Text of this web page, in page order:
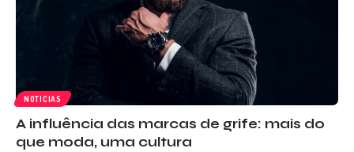
NOTICIAS
A influência das marcas de grife: mais do
que moda, uma cultura